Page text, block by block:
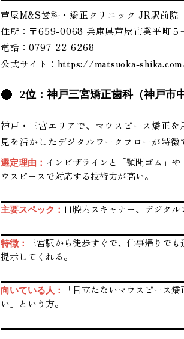
芦屋M&S歯科・矯正クリニック JR駅前院
住所：〒659-0068 兵庫県芦屋市業平町５
電話：0797-22-6268
公式サイト： https://matsuoka-
2位：神戸三宮矯正歯科（神戸市
神戸・三宮エリアで、マウスピース矯正
見を活かしたデジタルワークフローが特徴
選定理由： インビザラインと「顎間ゴム」
ウスピースで対応する技術力が高い。
主要スペック： 口腔内スキャナー、デジタル
特徴： 三宮駅から徒歩すぐで、仕事帰りで
提示してくれる。
向いている人：
「目立たないマウスピース
い」という方。